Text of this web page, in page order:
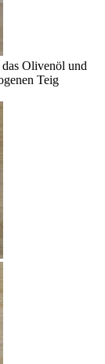
das Olivenöl und
Teig